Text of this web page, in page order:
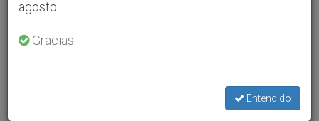
agosto.
Gracias.
Entendido